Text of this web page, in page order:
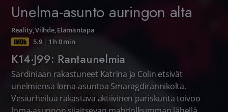
Unelma-asunto auringon alta
Reality,Viihde,Elämäntapa
5.9| 1 h 0 min
K14·J99: Rantaunelmia
Sardiniaan rakastuneet Katrina ja Colin etsivät
unelmiensa loma-asuntoa Smaragdirannikolta.
Vesiurheilua rakastava aktiivinen pariskunta toivoo